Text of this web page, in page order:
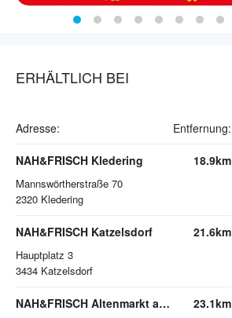
ERHÄLTLICH BEI
Adresse: Entfernung:
NAH&FRISCH Kledering
Mannswörtherstraße 70
2320 Kledering
18.9km
NAH&FRISCH Katzelsdorf
Hauptplatz 3
3434 Katzelsdorf
21.6km
NAH&FRISCH Altenmarkt an der Triesting 23.1km